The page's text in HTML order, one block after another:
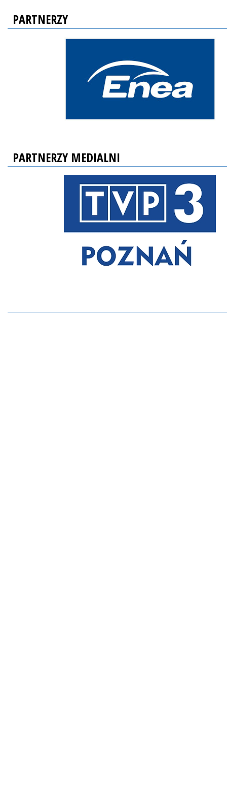
PARTNERZY
PARTNERZY MEDIALNI